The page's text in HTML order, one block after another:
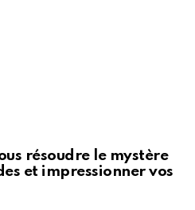
résoudre le mystère
et impressionner vos